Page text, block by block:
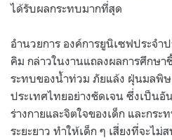
ได้รับผลกระทบมากที่สุด
อำนวยการ องค์การยูนิเซฟประจำ
คิม กล่าวในงานแถลงผลการศึกษ
ระทบของน้ำท่วม ภัยแล้ง ฝุ่นมลพิ
ประเทศไทยอย่างชัดเจน ซึ่งเป็นอั
ร่างกายและจิตใจของเด็ก และกร
ระยะยาว ทำให้เด็ก ๆ เสี่ยงที่จะไม่